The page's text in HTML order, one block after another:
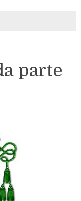
parte